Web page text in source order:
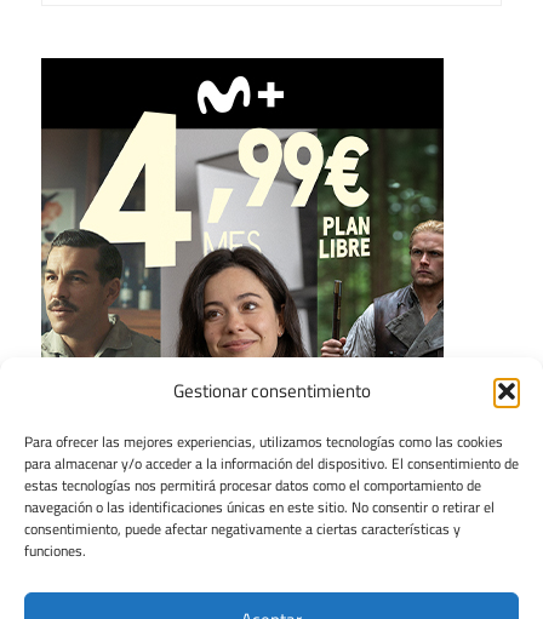
Gestionar consentimiento
Para ofrecer las mejores experiencias, utilizamos tecnologías como las cookies
para almacenar y/o acceder a la información del dispositivo. El consentimiento de
estas tecnologías nos permitirá procesar datos como el comportamiento de
navegación o las identificaciones únicas en este sitio. No consentir o retirar el
consentimiento, puede afectar negativamente a ciertas características y
funciones.